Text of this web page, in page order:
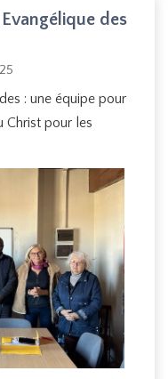
des
: une équipe pour
Christ pour les